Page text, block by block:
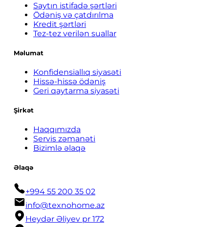
Saytın istifadə şərtləri
Ödəniş və çatdırılma
Kredit şərtləri
Tez-tez verilən suallar
Məlumat
Konfidensiallıq siyasəti
Hissə-hissə ödəniş
Geri qaytarma siyasəti
Şirkət
Haqqımızda
Servis zəmanəti
Bizimlə əlaqə
Əlaqə
+994 55 200 35 02
info@texnohome.az
Heydər Əliyev pr 172